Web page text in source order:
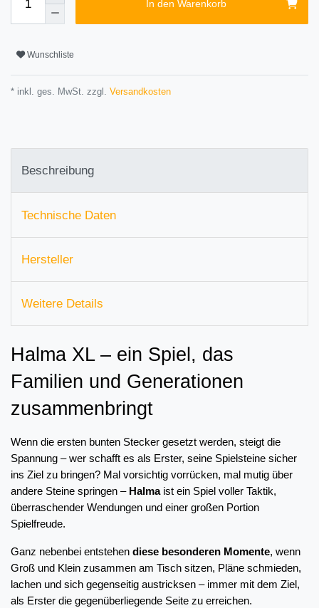
In den Warenkorb
Wunschliste
* inkl. ges. MwSt. zzgl. Versandkosten
Beschreibung
Technische Daten
Hersteller
Weitere Details
Halma XL – ein Spiel, das
Familien und Generationen
zusammenbringt
Wenn die ersten bunten Stecker gesetzt werden, steigt die
Spannung – wer schafft es als Erster, seine Spielsteine sicher
ins Ziel zu bringen? Mal vorsichtig vorrücken, mal mutig über
andere Steine springen – Halma ist ein Spiel voller Taktik,
überraschender Wendungen und einer großen Portion
Spielfreude.
Ganz nebenbei entstehen diese besonderen Momente, wenn
Groß und Klein zusammen am Tisch sitzen, Pläne schmieden,
lachen und sich gegenseitig austricksen – immer mit dem Ziel,
als Erster die gegenüberliegende Seite zu erreichen.